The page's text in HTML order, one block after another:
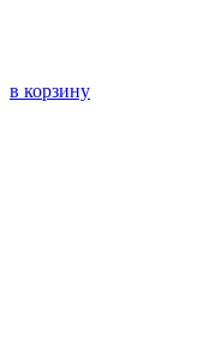
в корзину